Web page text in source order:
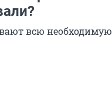
всю необходимую